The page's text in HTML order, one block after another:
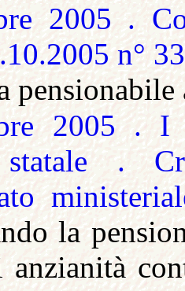
2005 .
n°
2005 . I
statale .
la